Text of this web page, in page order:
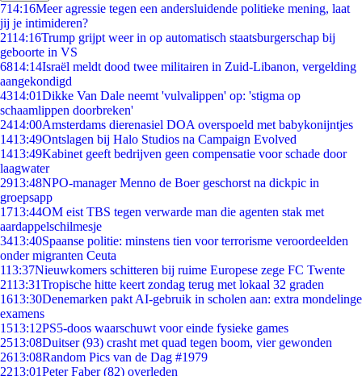
714:16Meer agressie tegen een andersluidende politieke mening, laat
jij je intimideren?
2114:16Trump grijpt weer in op automatisch staatsburgerschap bij
geboorte in VS
6814:14Israël meldt dood twee militairen in Zuid-Libanon, vergelding
aangekondigd
4314:01Dikke Van Dale neemt 'vulvalippen' op: 'stigma op
schaamlippen doorbreken'
2414:00Amsterdams dierenasiel DOA overspoeld met babykonijntjes
1413:49Ontslagen bij Halo Studios na Campaign Evolved
1413:49Kabinet geeft bedrijven geen compensatie voor schade door
laagwater
2913:48NPO-manager Menno de Boer geschorst na dickpic in
groepsapp
1713:44OM eist TBS tegen verwarde man die agenten stak met
aardappelschilmesje
3413:40Spaanse politie: minstens tien voor terrorisme veroordeelden
onder migranten Ceuta
113:37Nieuwkomers schitteren bij ruime Europese zege FC Twente
2113:31Tropische hitte keert zondag terug met lokaal 32 graden
1613:30Denemarken pakt AI-gebruik in scholen aan: extra mondelinge
examens
1513:12PS5-doos waarschuwt voor einde fysieke games
2513:08Duitser (93) crasht met quad tegen boom, vier gewonden
2613:08Random Pics van de Dag #1979
2213:01Peter Faber (82) overleden